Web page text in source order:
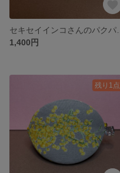
1,400円
残り1点